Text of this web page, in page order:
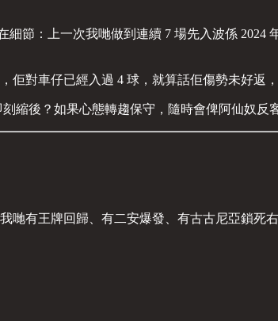
節：上一次我哋做到連續 7 場先入波係 2024
對車仔已經入過 4 球，就算話佢傷勢未好返
縮後？如果心態轉趨保守，隨時會俾阿仙奴反
有王牌回歸、有二安爆發、有古古尼亞鎖死右